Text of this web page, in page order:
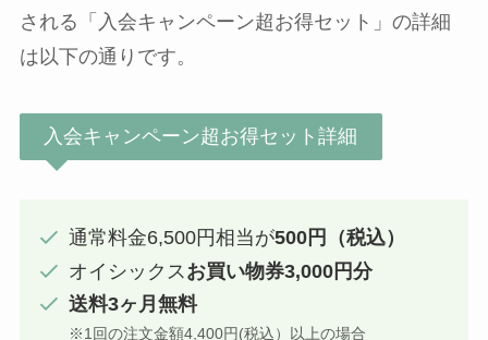
される「入会キャンペーン超お得セット」の詳細
は以下の通りです。
入会キャンペーン超お得セット詳細
通常料金6,500円相当が500円（税込）
オイシックス お買い物券3,000円分
送料3ヶ月 無料
※1回の注文金額4,400円(税込）以上の場合